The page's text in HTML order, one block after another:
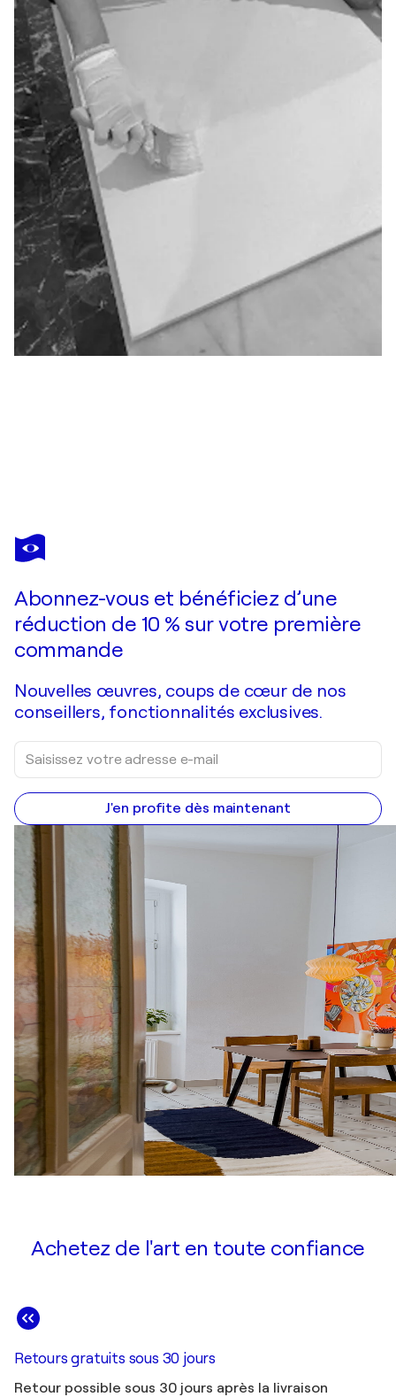
PI MONLEÓN
SOCIEDAD DISTÓPICA
Abonnez-vous et bénéficiez d’une
réduction de 10 % sur votre première
commande
Nouvelles œuvres, coups de cœur de nos
conseillers, fonctionnalités exclusives.
J'en profite dès maintenant
Achetez de l'art en toute confiance
Retours gratuits sous 30 jours
Retour possible sous 30 jours après la livraison